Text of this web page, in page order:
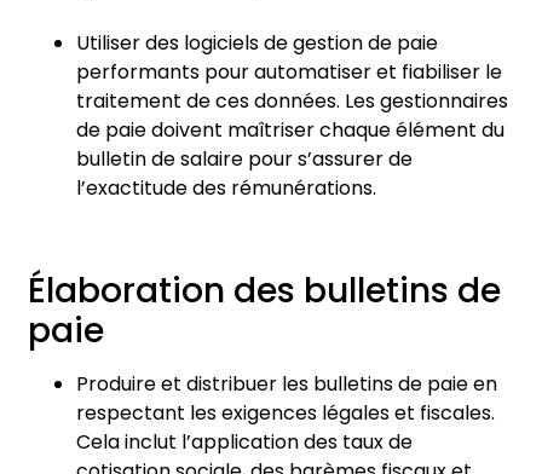
Utiliser des logiciels de gestion de paie
performants pour automatiser et fiabiliser le
traitement de ces données. Les gestionnaires
de paie doivent maîtriser chaque élément du
bulletin de salaire pour s’assurer de
l’exactitude des rémunérations.
Élaboration des bulletins de
paie
Produire et distribuer les bulletins de paie en
respectant les exigences légales et fiscales.
Cela inclut l’application des taux de